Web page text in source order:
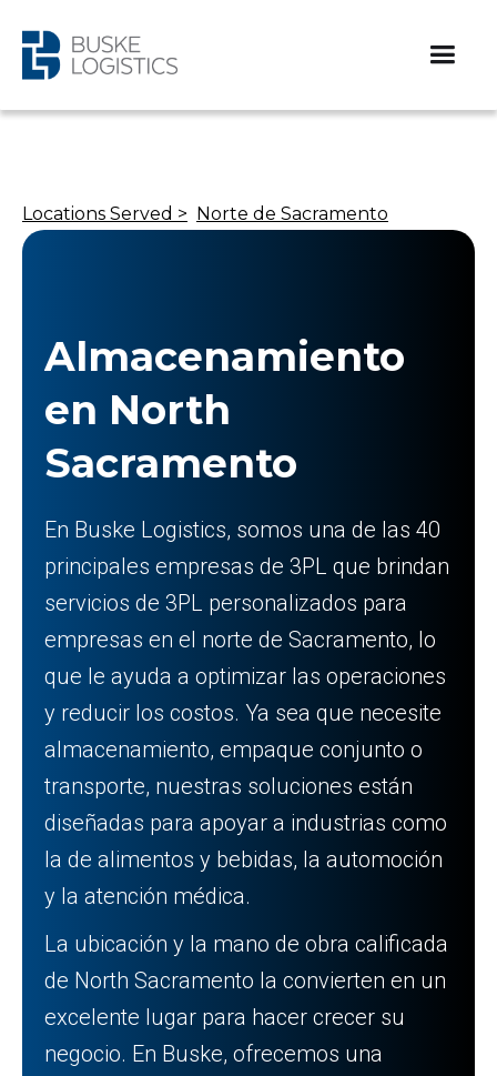
Locations Served > Norte de Sacramento
Almacenamiento
en North
Sacramento
En Buske Logistics, somos una de las 40
principales empresas de 3PL que brindan
servicios de 3PL personalizados para
empresas en el norte de Sacramento, lo
que le ayuda a optimizar las operaciones
y reducir los costos. Ya sea que necesite
almacenamiento, empaque conjunto o
transporte, nuestras soluciones están
diseñadas para apoyar a industrias como
la de alimentos y bebidas, la automoción
y la atención médica.
La ubicación y la mano de obra calificada
de North Sacramento la convierten en un
excelente lugar para hacer crecer su
negocio. En Buske, ofrecemos una